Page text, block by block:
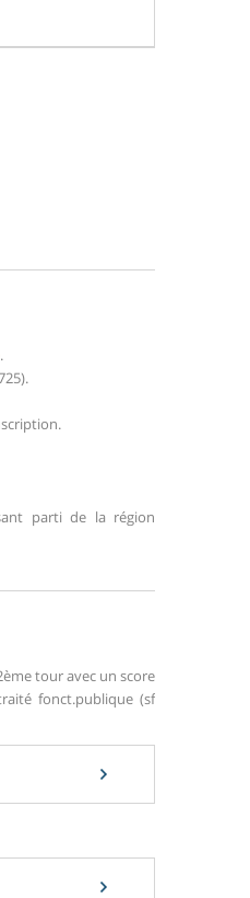
.
parti de la région
tour avec un score
fonct.publique (sf